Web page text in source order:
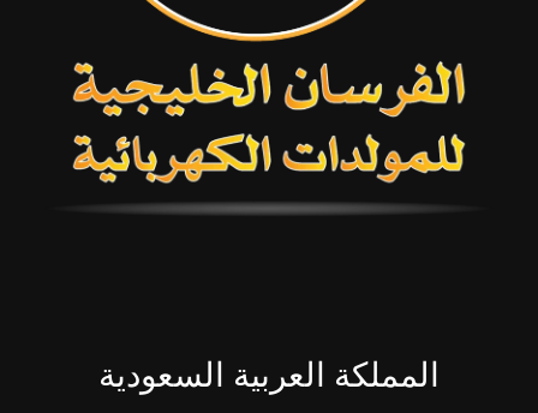
المملكة العربية السعودية